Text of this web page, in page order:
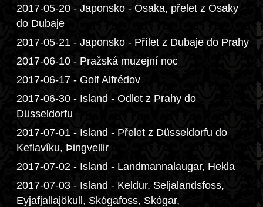
2017-05-20 - Japonsko - Ōsaka, přelet z Ōsaky
do Dubaje
2017-05-21 - Japonsko - Přílet z Dubaje do Prahy
2017-06-10 - Pražská muzejní noc
2017-06-17 - Golf Alfrédov
2017-06-30 - Island - Odlet z Prahy do
Düsseldorfu
2017-07-01 - Island - Přelet z Düsseldorfu do
Keflavíku, Þingvellir
2017-07-02 - Island - Landmannalaugar, Hekla
2017-07-03 - Island - Keldur, Seljalandsfoss,
Eyjafjallajökull, Skógafoss, Skógar,